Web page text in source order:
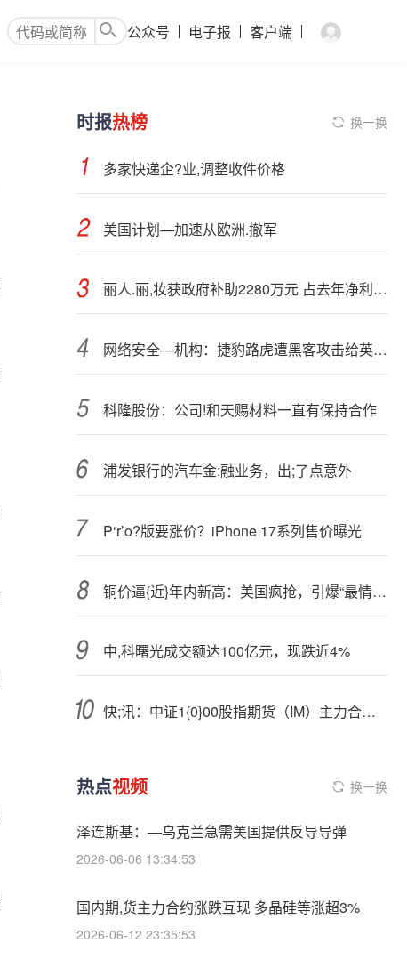
公众号 电子报 客户端
时报热榜 换一换
多家快递企?业,调整收件价格
美国计划—加速从欧洲.撤军
丽人.丽,妆获政府补助2280万元 占去年净利超90%
网络安全—机构：捷豹路虎遭黑客攻击给英国经济造成19亿英镑损失
科隆股份：公司!和天赐材料一直有保持合作
浦发银行的汽车金:融业务，出;了点意外
P‘r’o?版要涨价？iPhone 17系列售价曝光
铜价逼{近}年内新高：美国疯抢，引爆“最情绪化的金属市场”！
中,科曙光成交额达100亿元，现跌近4%
快;讯：中证1{0}00股指期货（IM）主力合约向上触及7000点
热点视频 换一换
泽连斯基：—乌克兰急需美国提供反导导弹
2026-06-06 13:34:53
国内期,货主力合约涨跌互现 多晶硅等涨超3%
2026-06-12 23:35:53